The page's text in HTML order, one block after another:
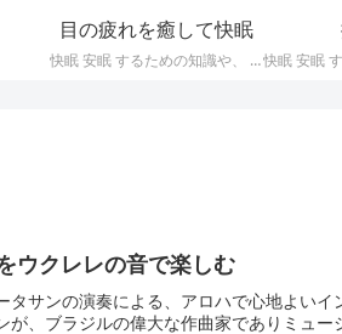
目の疲れを癒して快眠
快眠 安眠 するための知識や、 枕 、 照明 、 アロマ など、おすすめの グッズ などを紹介。 目の疲れを癒やす、 快眠、安眠 のための アイマスク アイピロー について。
ウクレレの音で楽しむ
タサンの演奏による、アロハで心地よいイ
、ブラジルの偉大な作曲家でありミュー